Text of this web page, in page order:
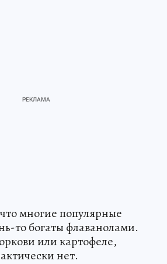
многие популярные
то богаты флаванолами.
или картофеле,
нет.